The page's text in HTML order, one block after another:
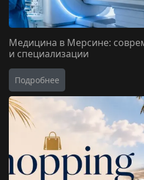
Медицина в Мерсине:
и специализации
Подробнее